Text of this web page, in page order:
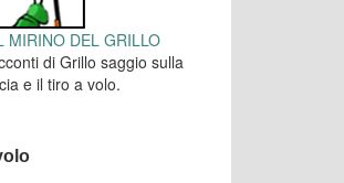
MIRINO DEL GRILLO
di Grillo saggio sulla
e il tiro a volo.